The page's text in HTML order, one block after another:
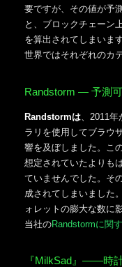
要ですが、その値が予
と、ブロックチェーン
を算出されてしまいま
世界ではそれぞれのカ
Randstorm — 予測
Randstormは 、2011
ラリを使用してブラウ
響を及ぼしました。こ
想定されていたよりも
ていませんでした。そ
成されてしまいました
ォレットの膨大な数に
当社のRandstormに関
『MilkSad』――時